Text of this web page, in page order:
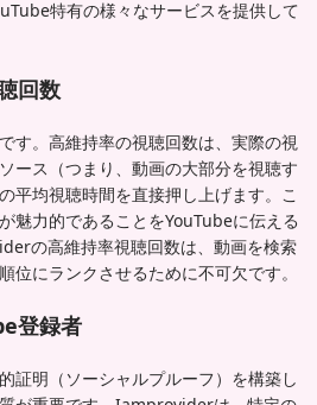
特有の様々なサービスを提供して
回数
す。高維持率の視聴回数は、実際の視
ース（つまり、動画の大部分を視聴す
平均視聴時間を直接押し上げます。こ
魅力的であることをYouTubeに伝える
の高維持率視聴回数は、動画を検索
位にランクさせるために不可欠です。
登録者
証明（ソーシャルプルーフ）を構築し